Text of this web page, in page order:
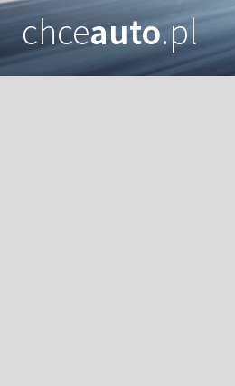
chceauto.pl